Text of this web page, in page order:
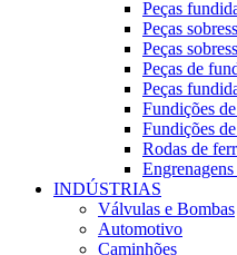
Peças
Peças
Peças
Peças de
Peças
Fundições
Fundições
Rodas de
INDÚSTRIAS
Válvulas e Bombas
Automotivo
Caminhões